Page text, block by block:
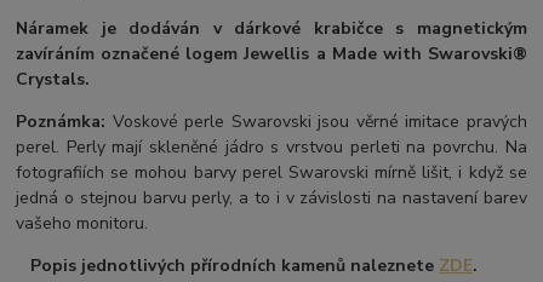
Náramek je dodáván v dárkové krabičce s magnetickým
zavíráním označené logem Jewellis a Made with Swarovski®
Crystals.
Poznámka: Voskové perle Swarovski jsou věrné imitace pravých
perel. Perly mají skleněné jádro s vrstvou perleti na povrchu. Na
fotografiích se mohou barvy perel Swarovski mírně lišit, i když se
jedná o stejnou barvu perly, a to i v závislosti na nastavení barev
vašeho monitoru.
Popis jednotlivých přírodních kamenů naleznete ZDE.